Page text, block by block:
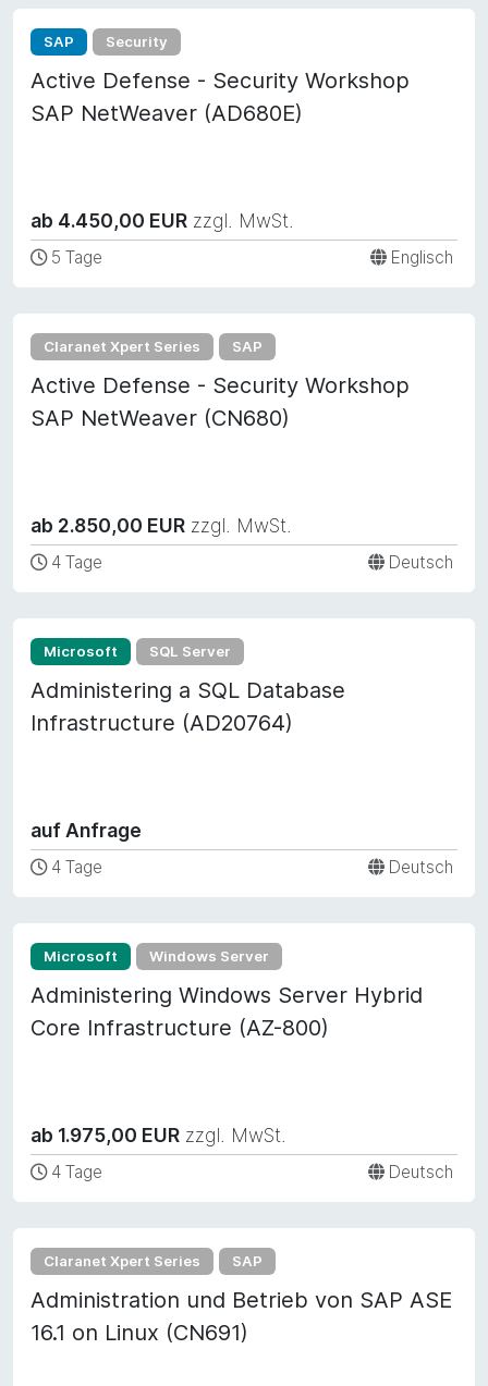
SAP Security
Active Defense - Security Workshop
SAP NetWeaver (AD680E)
ab 4.450,00 EUR zzgl. MwSt.
5 Tage Englisch
Claranet Xpert Series SAP
Active Defense - Security Workshop
SAP NetWeaver (CN680)
ab 2.850,00 EUR zzgl. MwSt.
4 Tage Deutsch
Microsoft SQL Server
Administering a SQL Database
Infrastructure (AD20764)
auf Anfrage
4 Tage Deutsch
Microsoft Windows Server
Administering Windows Server Hybrid
Core Infrastructure (AZ-800)
ab 1.975,00 EUR zzgl. MwSt.
4 Tage Deutsch
Claranet Xpert Series SAP
Administration und Betrieb von SAP ASE
16.1 on Linux (CN691)